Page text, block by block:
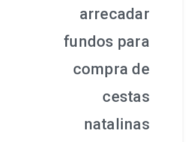
arrecadar
fundos para
compra de
cestas
natalinas